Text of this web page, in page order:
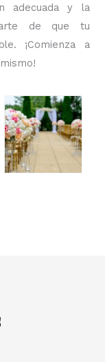
adecuada y la
de que tu
¡Comienza a